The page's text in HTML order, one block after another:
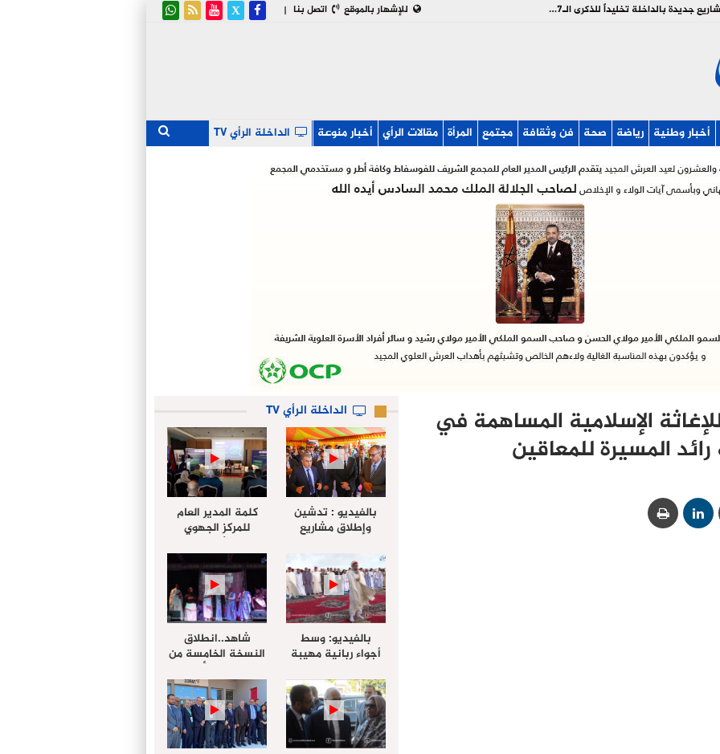
| اتصل بنا للإشهار بالموقع بالفيديو : تدشين وإطلاق مشاريع جديدة بالداخلة تخليداً للذكرى الـ27 لعيد العرش
أخبار وطنية رياضة صحة فن وثقافة مجتمع المرأة مقالات الرأي أخبار منوعة الداخلة الرأي TV
الإسلامية المساهمة في
المسيرة للمعاقين
الداخلة الرأي TV
بالفيديو : تدشين
وإطلاق مشاريع
لعيد العرش
كلمة المدير العام
للمركز الجهوي
للإستثمار خلال
أشغال لإجتماع
التقييمي للجنة
الجهوية الموحد
لإستثمار بجهة
الداخلة…
بالفيديو: وسط
أجواء ربانية مهيبة
علي خليل ” يؤدي
صلاة عيد الفطر مع
جموع المصلين
شاهد..انطلاق
النسخة الخامسة من
مهرجان “الأمداح
النبوية” المنظم من
طرف مجلس جهة
الداخلة وادي الذهب